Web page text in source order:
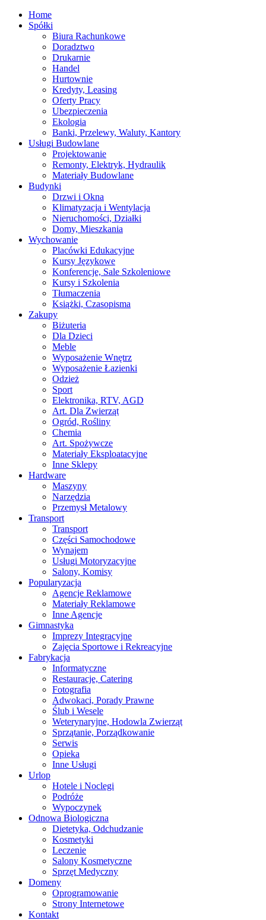
Home
Spółki
Biura Rachunkowe
Doradztwo
Drukarnie
Handel
Hurtownie
Kredyty, Leasing
Oferty Pracy
Ubezpieczenia
Ekologia
Banki, Przelewy, Waluty, Kantory
Usługi Budowlane
Projektowanie
Remonty, Elektryk, Hydraulik
Materiały Budowlane
Budynki
Drzwi i Okna
Klimatyzacja i Wentylacja
Nieruchomości, Działki
Domy, Mieszkania
Wychowanie
Placówki Edukacyjne
Kursy Językowe
Konferencje, Sale Szkoleniowe
Kursy i Szkolenia
Tłumaczenia
Książki, Czasopisma
Zakupy
Biżuteria
Dla Dzieci
Meble
Wyposażenie Wnętrz
Wyposażenie Łazienki
Odzież
Sport
Elektronika, RTV, AGD
Art. Dla Zwierząt
Ogród, Rośliny
Chemia
Art. Spożywcze
Materiały Eksploatacyjne
Inne Sklepy
Hardware
Maszyny
Narzędzia
Przemysł Metalowy
Transport
Transport
Części Samochodowe
Wynajem
Usługi Motoryzacyjne
Salony, Komisy
Popularyzacja
Agencje Reklamowe
Materiały Reklamowe
Inne Agencje
Gimnastyka
Imprezy Integracyjne
Zajęcia Sportowe i Rekreacyjne
Fabrykacja
Informatyczne
Restauracje, Catering
Fotografia
Adwokaci, Porady Prawne
Ślub i Wesele
Weterynaryjne, Hodowla Zwierząt
Sprzątanie, Porządkowanie
Serwis
Opieka
Inne Usługi
Urlop
Hotele i Noclegi
Podróże
Wypoczynek
Odnowa Biologiczna
Dietetyka, Odchudzanie
Kosmetyki
Leczenie
Salony Kosmetyczne
Sprzęt Medyczny
Domeny
Oprogramowanie
Strony Internetowe
Kontakt